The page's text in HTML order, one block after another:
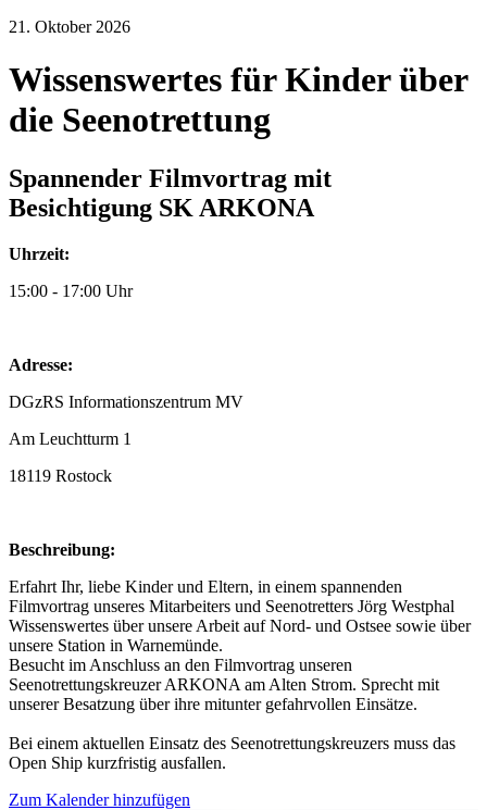
21. Oktober 2026
Wissenswertes für Kinder über
die Seenotrettung
Spannender Filmvortrag mit
Besichtigung SK ARKONA
Uhrzeit:
15:00 - 17:00 Uhr
Adresse:
DGzRS Informationszentrum MV
Am Leuchtturm 1
18119 Rostock
Beschreibung:
Erfahrt Ihr, liebe Kinder und Eltern, in einem spannenden
Filmvortrag unseres Mitarbeiters und Seenotretters Jörg Westphal
Wissenswertes über unsere Arbeit auf Nord- und Ostsee sowie über
unsere Station in Warnemünde.
Besucht im Anschluss an den Filmvortrag unseren
Seenotrettungskreuzer ARKONA am Alten Strom. Sprecht mit
unserer Besatzung über ihre mitunter gefahrvollen Einsätze.
Bei einem aktuellen Einsatz des Seenotrettungskreuzers muss das
Open Ship kurzfristig ausfallen.
Zum Kalender hinzufügen